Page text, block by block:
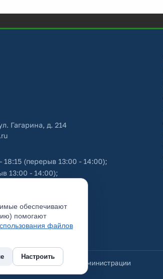
Гагарина, д. 214
18:15 (перерыв 13:00 - 14:00);
13:00 - 14:00);
данных
официальный сайт администрации
обеспечивают
помогают
файлов
Настроить